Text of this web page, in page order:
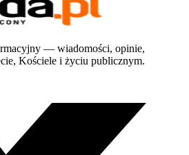
— wiadomości, opinie,
Kościele i życiu publicznym.